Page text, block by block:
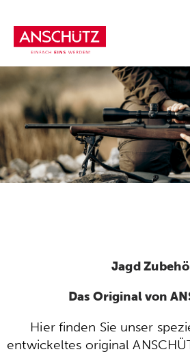
Inhalt
springen
Jagd
Das Original von
Hier finden Sie unser
entwickeltes original